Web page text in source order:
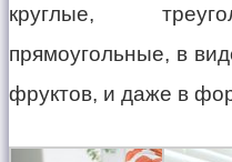
круглые,
прямоугольные, в
фруктов, и даже в